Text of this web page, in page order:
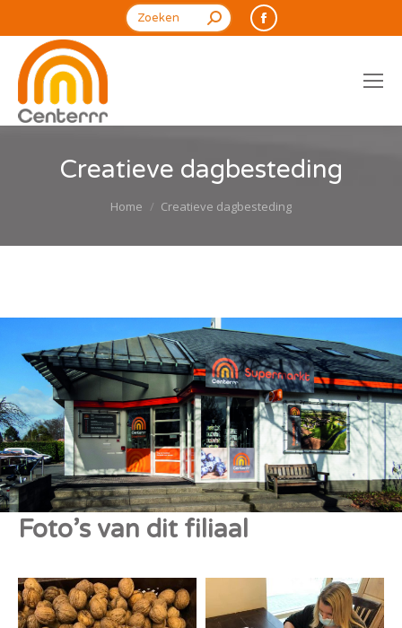
Search:
Facebook
new
Creatieve dagbesteding
Je bent hier:
Home Creatieve dagbesteding
Foto’s van dit filiaal